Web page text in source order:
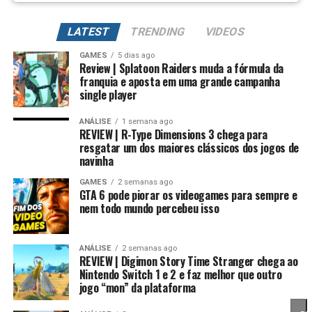
Essa mudança também pode representar um passo
importante para o futuro da franquia. Durante muitos
anos, Splatoon foi visto principalmente como um jogo
competitivo, mas Splatoon Raiders mostra que existe
espaço para expandir esse universo com uma campanha
mais ambiciosa e cheia de conteúdo. Caso a recepção dos
jogadores seja positiva, é bem possível que a Nintendo
continue investindo nesse formato e transforme o modo
história em um dos pilares da série daqui para frente.
No fim das contas, fica a sensação de que Splatoon
Raiders funciona como um grande laboratório para o
futuro da franquia. A Nintendo parece estar testando
Além de evoluir seus Digimons para formas mais
poderosas, também é possívelregredir a evolução
para fortalecer permanentemente seus atributos.
Na prática, um Digimon pode voltar para sua forma
inicial, mantendo um potencial muito maior. Conforme
você repete esse processo, desbloqueia novas linhas
evolutivas e aumenta bastante os atributos, permitindo
alcançar formas como Campeão, Ultimate e Mega com
estatísticas cada vez melhores.
É um sistema profundo que recompensa quem gosta de
montar equipes fortes e experimentar diferentes
árvores evolutivas.
LATEST TRENDING VIDEOS
GAMES 5 dias ago
Review | Splatoon Raiders muda a fórmula da
franquia e aposta em uma grande campanha
single player
ANÁLISE 1 semana ago
REVIEW | R-Type Dimensions 3 chega para
resgatar um dos maiores clássicos dos jogos de
navinha
GAMES 2 semanas ago
GTA 6 pode piorar os videogames para sempre e
nem todo mundo percebeu isso
ANÁLISE 2 semanas ago
REVIEW | Digimon Story Time Stranger chega ao
Nintendo Switch 1 e 2 e faz melhor que outro
jogo “mon” da plataforma